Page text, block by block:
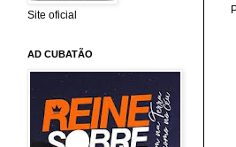
Site oficial
AD CUBATÃO